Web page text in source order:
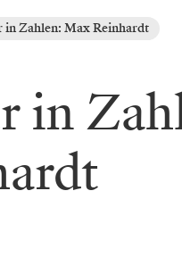
Zahlen: Max Reinhardt
in